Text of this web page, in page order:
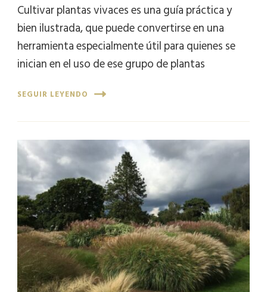
Cultivar plantas vivaces es una guía práctica y
bien ilustrada, que puede convertirse en una
herramienta especialmente útil para quienes se
inician en el uso de ese grupo de plantas
SEGUIR LEYENDO